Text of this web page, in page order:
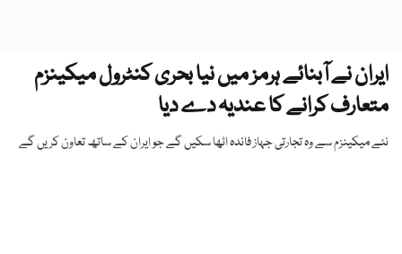
ایران نے آبنائے ہرمز میں نیا بحری کنٹرول میکینزم
متعارف کرانے کا عندیہ دے دیا
نئے میکینزم سے وہ تجارتی جہاز فائدہ اٹھا سکیں گے جو ایران کے ساتھ تعاون کریں گے